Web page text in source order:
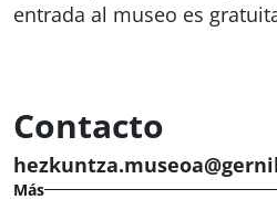
entrada al museo es
Contacto
Más